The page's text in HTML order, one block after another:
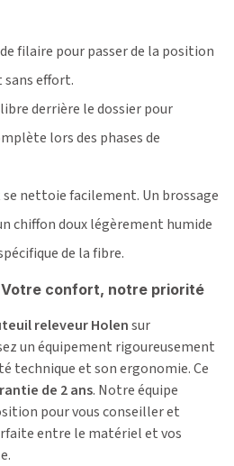
filaire pour passer de la position
sans effort.
derrière le dossier pour
lors des phases de
nettoie facilement. Un brossage
chiffon doux légèrement humide
de la fibre.
Votre confort, notre priorité
releveur Holensur
un équipement rigoureusement
technique et son ergonomie. Ce
de 2 ans. Notre équipe
pour vous conseiller et
entre le matériel et vos